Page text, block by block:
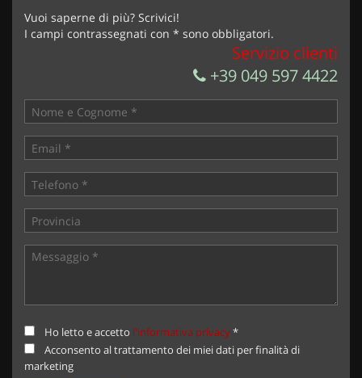
Invia la tua richiesta
Vuoi saperne di più? Scrivici!
I campi contrassegnati con * sono obbligatori.
Servizio clienti
+39 049 597 4422
Ho letto e accetto l'informativa privacy*
Acconsento al trattamento dei miei dati per finalità di
marketing